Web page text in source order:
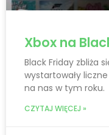
Xbox na
Black Friday zbliża
wystartowały
na nas w tym roku.
CZYTAJ WIĘCEJ »